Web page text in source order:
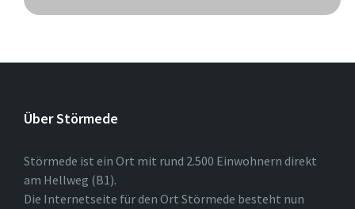
Über Störmede
Störmede ist ein Ort mit rund 2.500 Einwohnern direkt
am Hellweg (B1).
Die Internetseite für den Ort Störmede besteht nun